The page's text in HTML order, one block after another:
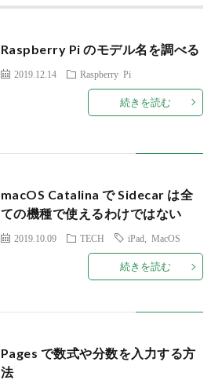
Raspberry Pi のモデル名を調べる
2019.12.14 Raspberry Pi
続きを読む
macOS Catalina で Sidecar は全
ての機種で使えるわけではない
2019.10.09 TECH iPad MacOS
続きを読む
Pages で数式や分数を入力する方
法